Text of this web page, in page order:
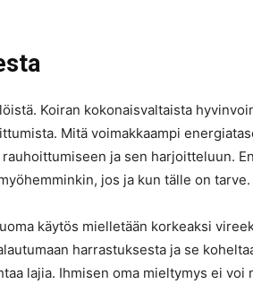
Koiran kokonaisvaltaista
Mitä voimakkaampi
ja sen harjoitteluun.
jos ja kun tälle on tarve.
käytös mielletään korkeaksi
harrastuksesta ja se
lajia. Ihmisen oma mieltymys ei voi